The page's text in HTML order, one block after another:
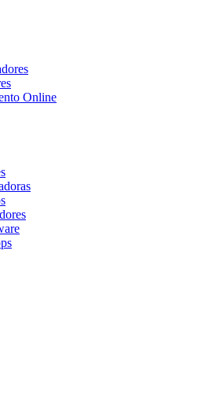
Online